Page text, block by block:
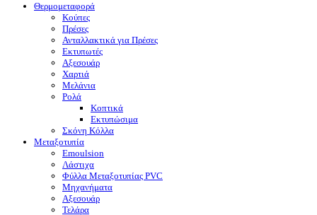
Θερμομεταφορά
Κούπες
Πρέσες
Ανταλλακτικά για Πρέσες
Εκτυπωτές
Αξεσουάρ
Χαρτιά
Μελάνια
Ρολά
Κοπτικά
Εκτυπώσιμα
Σκόνη Κόλλα
Μεταξοτυπία
Emoulsion
Λάστιχα
Φύλλα Μεταξοτυπίας PVC
Μηχανήματα
Αξεσουάρ
Τελάρα